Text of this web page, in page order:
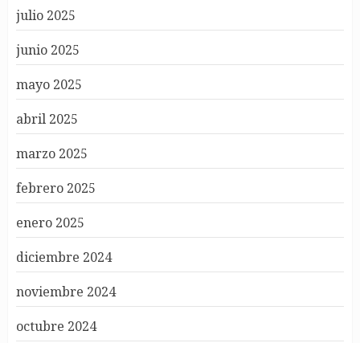
julio 2025
junio 2025
mayo 2025
abril 2025
marzo 2025
febrero 2025
enero 2025
diciembre 2024
noviembre 2024
octubre 2024